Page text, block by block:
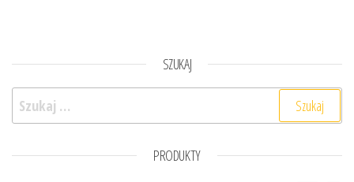
SZUKAJ
Szukaj:
PRODUKTY